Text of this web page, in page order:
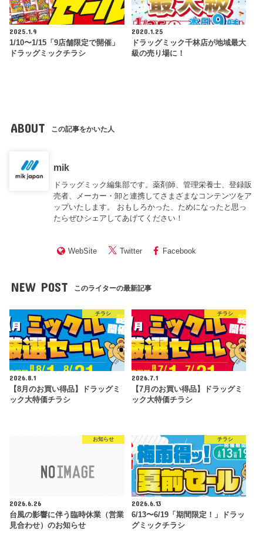
2025.1.9
1/10〜1/15「9店舗限定で開催」
ドラッグミックチラシ
2020.1.25
ドラッグミック千林店が地域最大
級の売り場に！
ABOUT この記事をかいた人
mik
ドラッグミック編集部です。薬剤師、管理栄養士、登録販
売者、メーカー・卸と連携してさまざまなコンテンツをア
ップいたします。 おもしろかった、ためになったと思っ
たらぜひシェアしてあげてください！
WebSite Twitter Facebook
NEW POST このライターの最新記事
チラシ
2026.8.1
【8月のお買い得品】ドラッグミ
ック大特価チラシ
チラシ
2026.7.1
【7月のお買い得品】ドラッグミ
ック大特価チラシ
お知らせ
2026.6.26
台風の影響に伴う臨時休業（営業
見合わせ）のお知らせ
チラシ
2026.6.13
6/13〜6/19「期間限定！」ドラッ
グミックチラシ